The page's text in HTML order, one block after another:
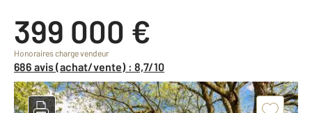
399 000 €
Honoraires charge vendeur
686 avis (achat/vente) : 8,7/10